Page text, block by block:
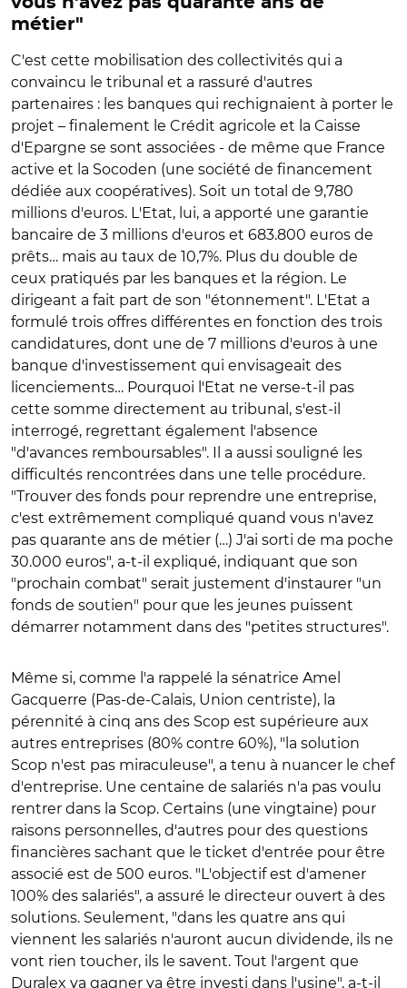
métier"
C'est cette mobilisation des collectivités qui a
convaincu le tribunal et a rassuré d'autres
partenaires : les banques qui rechignaient à porter le
projet – finalement le Crédit agricole et la Caisse
d'Epargne se sont associées - de même que France
active et la Socoden (une société de financement
dédiée aux coopératives). Soit un total de 9,780
millions d'euros. L'Etat, lui, a apporté une garantie
bancaire de 3 millions d'euros et 683.800 euros de
prêts… mais au taux de 10,7%. Plus du double de
ceux pratiqués par les banques et la région. Le
dirigeant a fait part de son "étonnement". L'Etat a
formulé trois offres différentes en fonction des trois
candidatures, dont une de 7 millions d'euros à une
banque d'investissement qui envisageait des
licenciements… Pourquoi l'Etat ne verse-t-il pas
cette somme directement au tribunal, s'est-il
interrogé, regrettant également l'absence
"d'avances remboursables". Il a aussi souligné les
difficultés rencontrées dans une telle procédure.
"Trouver des fonds pour reprendre une entreprise,
c'est extrêmement compliqué quand vous n'avez
pas quarante ans de métier (…) J'ai sorti de ma poche
30.000 euros", a-t-il expliqué, indiquant que son
"prochain combat" serait justement d'instaurer "un
fonds de soutien" pour que les jeunes puissent
démarrer notamment dans des "petites structures".
Même si, comme l'a rappelé la sénatrice Amel
Gacquerre (Pas-de-Calais, Union centriste), la
pérennité à cinq ans des Scop est supérieure aux
autres entreprises (80% contre 60%), "la solution
Scop n'est pas miraculeuse", a tenu à nuancer le chef
d'entreprise. Une centaine de salariés n'a pas voulu
rentrer dans la Scop. Certains (une vingtaine) pour
raisons personnelles, d'autres pour des questions
financières sachant que le ticket d'entrée pour être
associé est de 500 euros. "L'objectif est d'amener
100% des salariés", a assuré le directeur ouvert à des
solutions. Seulement, "dans les quatre ans qui
viennent les salariés n'auront aucun dividende, ils ne
vont rien toucher, ils le savent. Tout l'argent que
Duralex va gagner va être investi dans l'usine", a-t-il